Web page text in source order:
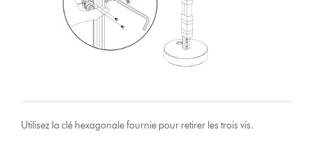
Utilisez la clé hexagonale fournie pour retirer les trois vis.